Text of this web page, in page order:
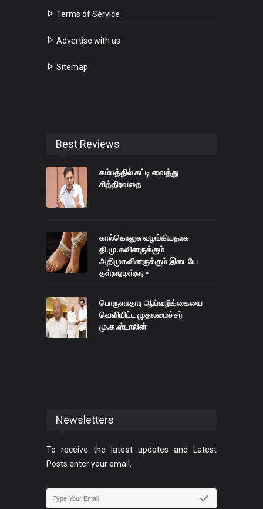
Terms of Service
Advertise with us
Sitemap
Best Reviews
கம்பத்தில் கட்டி வைத்து
சித்திரவதை
கால்கொலுசு வழங்கியதாக
தி.மு.கவினருக்கும்
அதிமுகவினருக்கும் இடையே
தள்ளுமுள்ளு -
பொருளாதார ஆய்வறிக்கையை
வெளியிட்ட முதலமைச்சர்
மு.க.ஸ்டாலின்
Newsletters
To receive the latest updates and Latest
Posts enter your email.